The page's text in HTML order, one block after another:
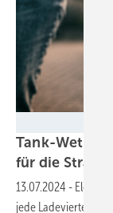
Tank-
für die Straße
13.07.2024 -
jede